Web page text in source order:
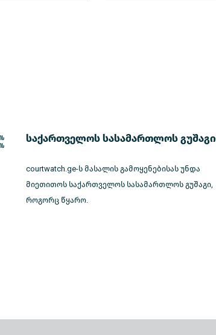
საქართველოს სასამართლოს გუშაგი
courtwatch.ge-ს მასალის გამოყენებისას უნდა
მიეთითოს საქართველოს სასამართლოს გუშაგი,
როგორც წყარო.